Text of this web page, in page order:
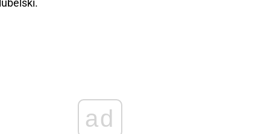
ad